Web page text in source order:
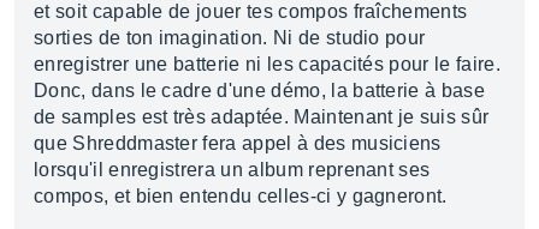
et soit capable de jouer tes compos fraîchements
sorties de ton imagination. Ni de studio pour
enregistrer une batterie ni les capacités pour le faire.
Donc, dans le cadre d'une démo, la batterie à base
de samples est très adaptée. Maintenant je suis sûr
que Shreddmaster fera appel à des musiciens
lorsqu'il enregistrera un album reprenant ses
compos, et bien entendu celles-ci y gagneront.